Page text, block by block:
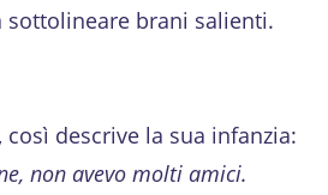
brani salienti.
così descrive la sua infanzia:
non avevo molti amici.